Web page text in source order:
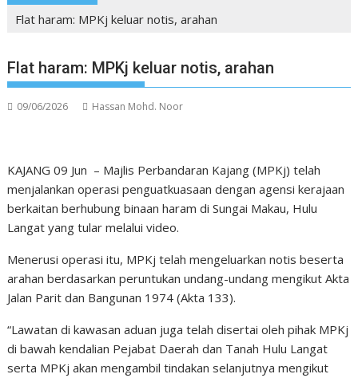
Flat haram: MPKj keluar notis, arahan
Flat haram: MPKj keluar notis, arahan
09/06/2026 Hassan Mohd. Noor
KAJANG 09 Jun – Majlis Perbandaran Kajang (MPKj) telah
menjalankan operasi penguatkuasaan dengan agensi kerajaan
berkaitan berhubung binaan haram di Sungai Makau, Hulu
Langat yang tular melalui video.
Menerusi operasi itu, MPKj telah mengeluarkan notis beserta
arahan berdasarkan peruntukan undang-undang mengikut Akta
Jalan Parit dan Bangunan 1974 (Akta 133).
“Lawatan di kawasan aduan juga telah disertai oleh pihak MPKj
di bawah kendalian Pejabat Daerah dan Tanah Hulu Langat
serta MPKj akan mengambil tindakan selanjutnya mengikut